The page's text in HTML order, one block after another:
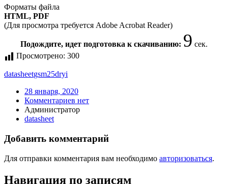
Форматы файла
HTML, PDF
(Для просмотра требуется Adobe Acrobat Reader)
Подождите, идет подготовка к скачиванию: 9 сек.
Просмотрено: 300
datasheetgsm25dryi
28 января, 2020
Комментариев нет
Администратор
datasheet
Добавить комментарий
Для отправки комментария вам необходимо авторизоваться.
Навигация по записям